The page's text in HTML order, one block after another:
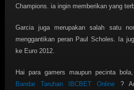
Champions. ia ingin memberikan yang
Garcia juga merupakan salah satu
menggantikan peran Paul Scholes. Ia
ke Euro 2012.
Hai para gamers maupun pecinta
Bandar Taruhan IBCBET Online ?